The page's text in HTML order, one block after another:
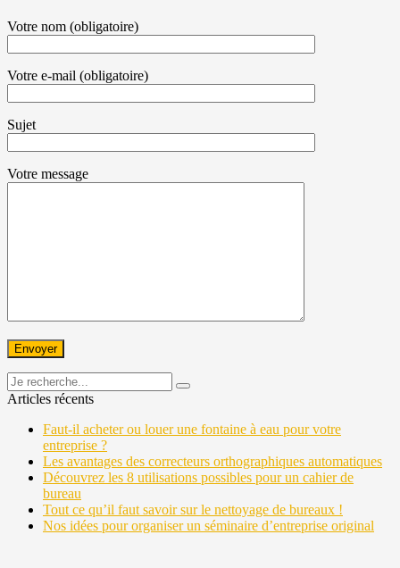
Votre nom (obligatoire)
Votre e-mail (obligatoire)
Sujet
Votre message
Articles récents
Faut-il acheter ou louer une fontaine à eau pour votre
entreprise ?
Les avantages des correcteurs orthographiques automatiques
Découvrez les 8 utilisations possibles pour un cahier de
bureau
Tout ce qu’il faut savoir sur le nettoyage de bureaux !
Nos idées pour organiser un séminaire d’entreprise original